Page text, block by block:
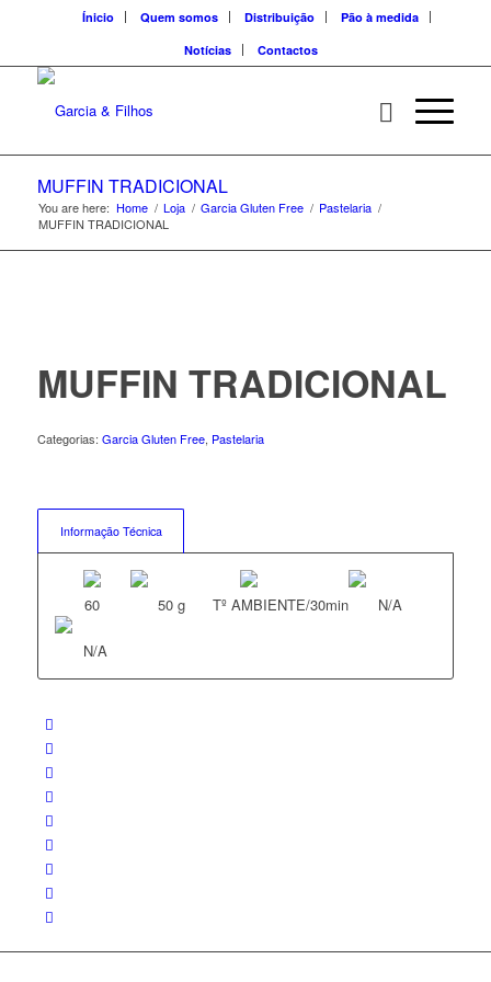
Ínicio Quem somos Distribuição
Pão à medida
Notícias
Contactos
MUFFIN TRADICIONAL
You are here: Home / Loja / Garcia Gluten Free / Pastelaria /
MUFFIN TRADICIONAL
MUFFIN TRADICIONAL
Categorias: Garcia Gluten Free, Pastelaria
Informação Técnica
60 50 g Tº AMBIENTE/30min N/A
N/A